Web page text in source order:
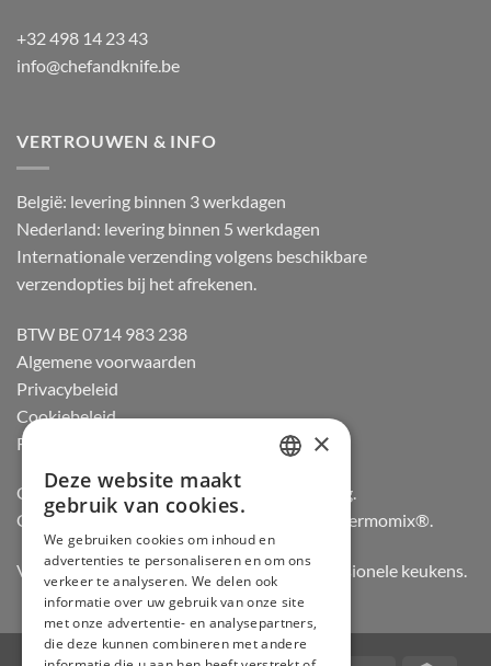
+32 498 14 23 43
info@chefandknife.be
VERTROUWEN & INFO
België: levering binnen 3 werkdagen
Nederland: levering binnen 5 werkdagen
Internationale verzending volgens beschikbare
verzendopties bij het afrekenen.
BTW BE 0714 983 238
Algemene voorwaarden
Privacybeleid
Cookiebeleid
Retourneren
Officiële dealer van Gozney en Big Green Egg.
Officiële advisor en verdeler van Vorwerk Thermomix®.
Vertrouwd door hobbykoks, chefs en professionele keukens.
GERMAN
ENGLISH
×
Deze website maakt
gebruik van cookies.
We gebruiken cookies om inhoud en
advertenties te personaliseren en om ons
verkeer te analyseren. We delen ook
informatie over uw gebruik van onze site
met onze advertentie- en analysepartners,
die deze kunnen combineren met andere